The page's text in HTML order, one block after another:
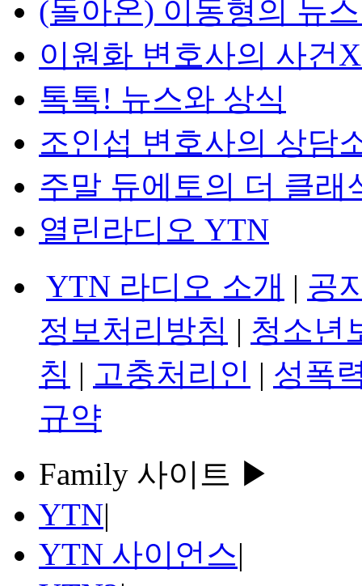
(돌아온) 이동형의 뉴
이원화 변호사의 사건
톡톡! 뉴스와 상식
조인섭 변호사의 상담
주말 듀에토의 더 클래
열린라디오 YTN
YTN 라디오 소개 | 공
정보처리방침 | 청소년
침 | 고충처리인 | 성폭
규약
Family 사이트 ▶
YTN|
YTN 사이언스|